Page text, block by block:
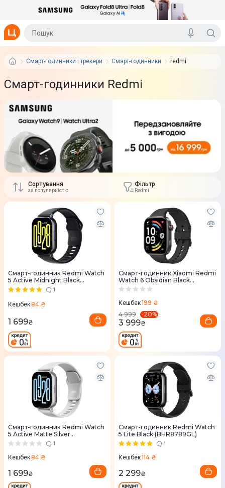
Смарт-годинники і трекери Смарт-годинники redmi
Смарт-годинники Redmi
Сортування
за популярністю
Фільтр
Redmi
Смарт-годинник Redmi Watch
5 Active Midnight Black
(BHR8784GL) 1
Кешбек84 ₴
1 699₴
Смарт-годинник Xiaomi Redmi
Watch 6 Obsidian Black
BHR08CIGL
Кешбек199 ₴
4 999
-20%
3 999₴
Смарт-годинник Redmi Watch
5 Active Matte Silver
(BHR8790GL) 1
Кешбек84 ₴
1 699₴
Смарт-годинник Redmi Watch
5 Lite Black (BHR8789GL)
1
Кешбек114 ₴
2 299₴